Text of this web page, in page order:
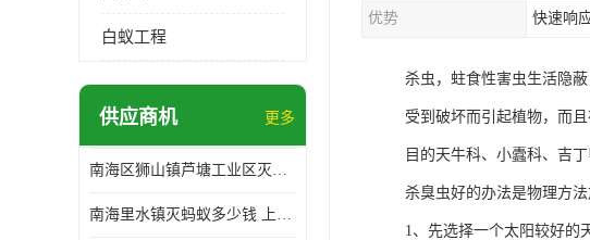
白蚁工程
供应商机 更多
南海区狮山镇芦塘工业区灭白蚁多少钱 上门服务 确定方案
南海里水镇灭蚂蚁多少钱 上门服务 确定方案
优势 快速响
杀虫，蛀食性害虫生活隐
受到破坏而引起植物，而
目的天牛科、小蠹科、吉
杀臭虫好的办法是物理方法
1、先选择一个太阳较好的